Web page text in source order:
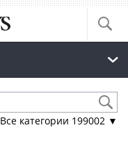
Все категории 199002 ▼